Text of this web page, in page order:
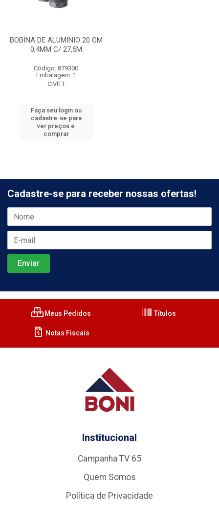
BOBINA DE ALUMINIO 20 CM
0,4MM C/ 27,5M
Código: 879300
Embalagem: 1
CIVITT
Faça seu login ou
cadastre-se para
ver preços e
comprar
Cadastre-se para receber nossas ofertas!
Meus Pedidos Títulos
Notas Fiscais
Institucional
Campanha TV 65
Quem Somos
Política de Privacidade